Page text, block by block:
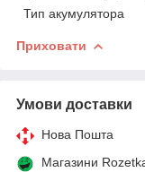
Тип акумулятора
Приховати
Умови доставки
Нова Пошта
Магазини